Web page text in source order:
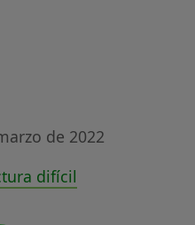
de 2022
difícil